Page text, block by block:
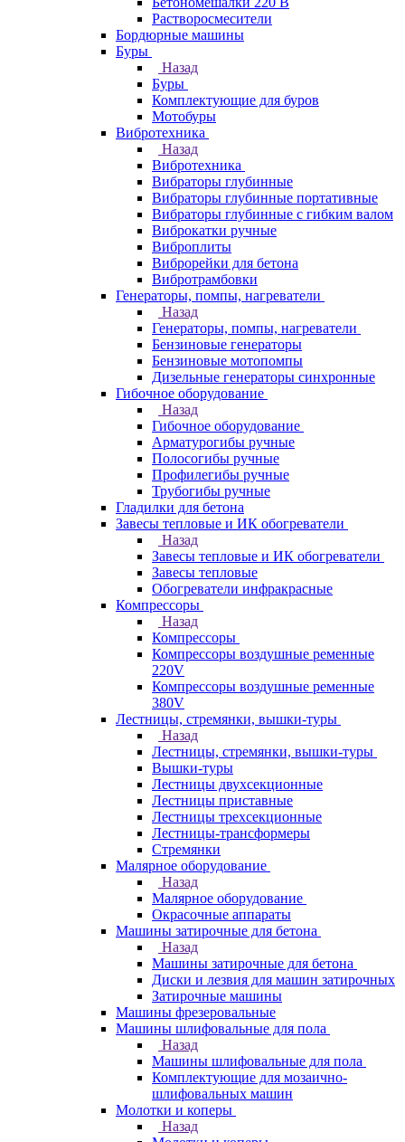
Растворосмесители
Бордюрные машины
Буры
Назад
Буры
Комплектующие для буров
Мотобуры
Вибротехника
Назад
Вибротехника
Вибраторы глубинные
Вибраторы глубинные портативные
Вибраторы глубинные с гибким валом
Виброкатки ручные
Виброплиты
Виброрейки для бетона
Вибротрамбовки
Генераторы, помпы, нагреватели
Назад
Генераторы, помпы, нагреватели
Бензиновые генераторы
Бензиновые мотопомпы
Дизельные генераторы синхронные
Гибочное оборудование
Назад
Гибочное оборудование
Арматурогибы ручные
Полосогибы ручные
Профилегибы ручные
Трубогибы ручные
Гладилки для бетона
Завесы тепловые и ИК обогреватели
Назад
Завесы тепловые и ИК обогреватели
Завесы тепловые
Обогреватели инфракрасные
Компрессоры
Назад
Компрессоры
Компрессоры воздушные ременные
220V
Компрессоры воздушные ременные
380V
Лестницы, стремянки, вышки-туры
Назад
Лестницы, стремянки, вышки-туры
Вышки-туры
Лестницы двухсекционные
Лестницы приставные
Лестницы трехсекционные
Лестницы-трансформеры
Стремянки
Малярное оборудование
Назад
Малярное оборудование
Окрасочные аппараты
Машины затирочные для бетона
Назад
Машины затирочные для бетона
Диски и лезвия для машин затирочных
Затирочные машины
Машины фрезеровальные
Машины шлифовальные для пола
Назад
Машины шлифовальные для пола
Комплектующие для мозаично-
шлифовальных машин
Молотки и коперы
Назад